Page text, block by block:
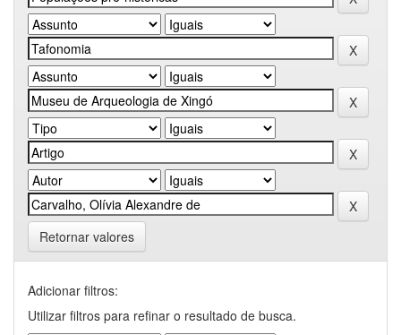
Retornar valores
Adicionar filtros:
Utilizar filtros para refinar o resultado de busca.